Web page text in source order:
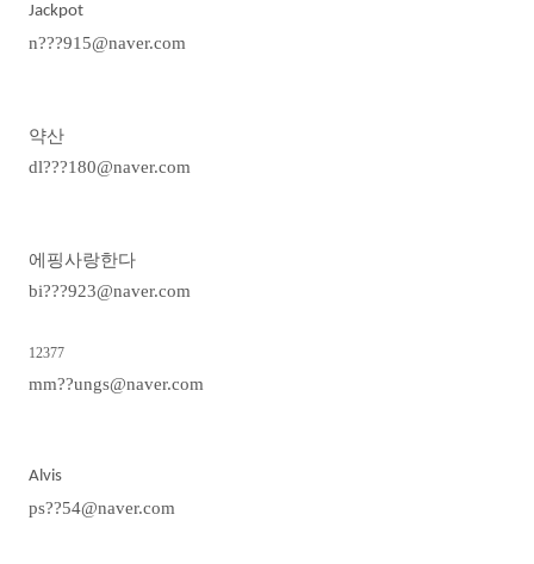
Jackpot
n???915@naver.com
약산
dl???180@naver.com
에핑사랑한다
bi???923@naver.com
12377
mm??ungs@naver.com
Alvis
ps??54@naver.com